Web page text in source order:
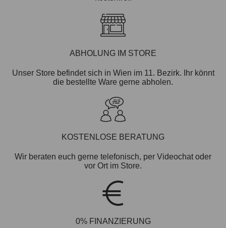
ABHOLUNG IM STORE
Unser Store befindet sich in Wien im 11. Bezirk. Ihr könnt
die bestellte Ware gerne abholen.
KOSTENLOSE BERATUNG
Wir beraten euch gerne telefonisch, per Videochat oder
vor Ort im Store.
0% FINANZIERUNG